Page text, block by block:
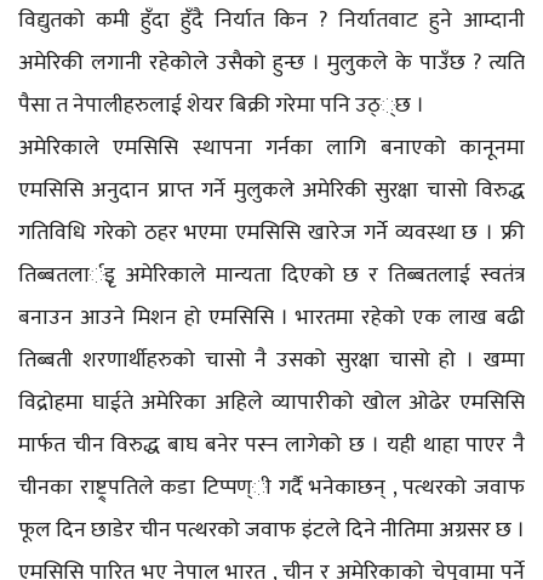
विद्युतको कमी हुँदा हुँदै निर्यात किन ? निर्यातवाट हुने आम्दानी
अमेरिकी लगानी रहेकोले उसैको हुन्छ । मुलुकले के पाउँछ ? त्यति
पैसा त नेपालीहरुलाई शेयर बिक्री गरेमा पनि उठ््छ ।
अमेरिकाले एमसिसि स्थापना गर्नका लागि बनाएको कानूनमा
एमसिसि अनुदान प्राप्त गर्ने मुलुकले अमेरिकी सुरक्षा चासो विरुद्ध
गतिविधि गरेको ठहर भएमा एमसिसि खारेज गर्ने व्यवस्था छ । फ्री
तिब्बतलार्इृ अमेरिकाले मान्यता दिएको छ र तिब्बतलाई स्वतंत्र
बनाउन आउने मिशन हो एमसिसि । भारतमा रहेको एक लाख बढी
तिब्बती शरणार्थीहरुको चासो नै उसको सुरक्षा चासो हो । खम्पा
विद्रोहमा घाईते अमेरिका अहिले व्यापारीको खोल ओढेर एमसिसि
मार्फत चीन विरुद्ध बाघ बनेर पस्न लागेको छ । यही थाहा पाएर नै
चीनका राष्ट्र्पतिले कडा टिप्पण्ी गर्दै भनेकाछन् , पत्थरको जवाफ
फूल दिन छाडेर चीन पत्थरको जवाफ इंटले दिने नीतिमा अग्रसर छ ।
एमसिसि पारित भए नेपाल भारत , चीन र अमेरिकाको चेपुवामा पर्ने